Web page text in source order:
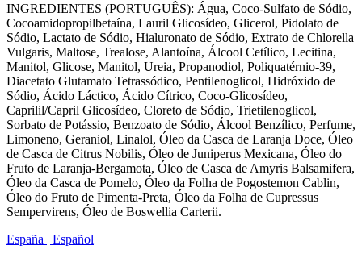
INGREDIENTES (PORTUGUÊS): Água, Coco-Sulfato de Sódio,
Cocoamidopropilbetaína, Lauril Glicosídeo, Glicerol, Pidolato de
Sódio, Lactato de Sódio, Hialuronato de Sódio, Extrato de Chlorella
Vulgaris, Maltose, Trealose, Alantoína, Álcool Cetílico, Lecitina,
Manitol, Glicose, Manitol, Ureia, Propanodiol, Poliquatérnio-39,
Diacetato Glutamato Tetrassódico, Pentilenoglicol, Hidróxido de
Sódio, Ácido Láctico, Ácido Cítrico, Coco-Glicosídeo,
Caprilil/Capril Glicosídeo, Cloreto de Sódio, Trietilenoglicol,
Sorbato de Potássio, Benzoato de Sódio, Álcool Benzílico, Perfume,
Limoneno, Geraniol, Linalol, Óleo da Casca de Laranja Doce, Óleo
de Casca de Citrus Nobilis, Óleo de Juniperus Mexicana, Óleo do
Fruto de Laranja-Bergamota, Óleo de Casca de Amyris Balsamifera,
Óleo da Casca de Pomelo, Óleo da Folha de Pogostemon Cablin,
Óleo do Fruto de Pimenta-Preta, Óleo da Folha de Cupressus
Sempervirens, Óleo de Boswellia Carterii.
España | Español